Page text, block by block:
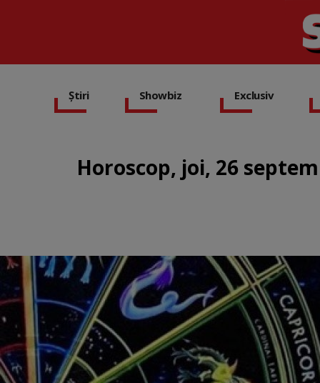
Știri Showbiz Exclusiv
Horoscop, joi, 26